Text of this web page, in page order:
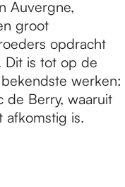
Auvergne,
groot
opdracht
Dit is tot op de
werken:
de Berry, waaruit
is.